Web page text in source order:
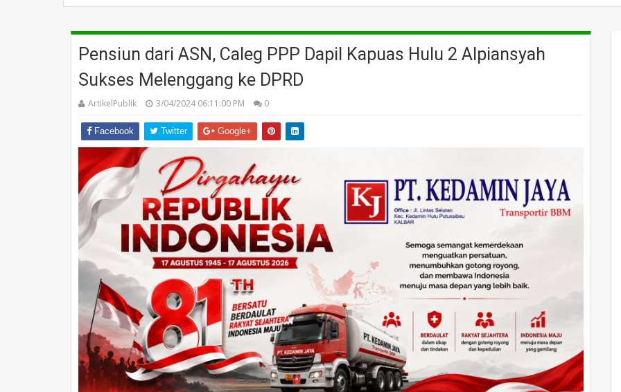
Pensiun dari ASN, Caleg PPP Dapil Kapuas Hulu 2 Alpiansyah
Sukses Melenggang ke DPRD
ArtikelPublik 3/04/2024 06:11:00 PM 0
Facebook Twitter Google+